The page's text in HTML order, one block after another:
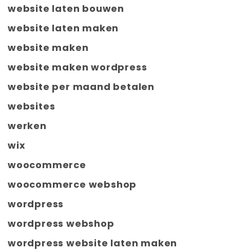
website laten bouwen
website laten maken
website maken
website maken wordpress
website per maand betalen
websites
werken
wix
woocommerce
woocommerce webshop
wordpress
wordpress webshop
wordpress website laten maken